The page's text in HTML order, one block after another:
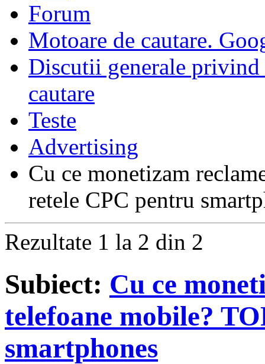
Forum
Motoare de cautare.
Discutii generale privind
cautare
Teste
Advertising
Cu ce monetizam
retele CPC pentru
Rezultate 1 la 2 din 2
Subiect: Cu ce
telefoane mobile?
smartphones